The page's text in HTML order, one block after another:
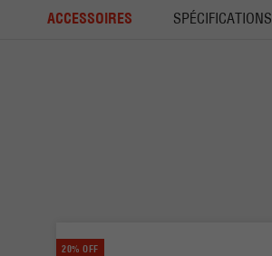
ACCESSOIRES SPÉCIFICATIONS
20% OFF